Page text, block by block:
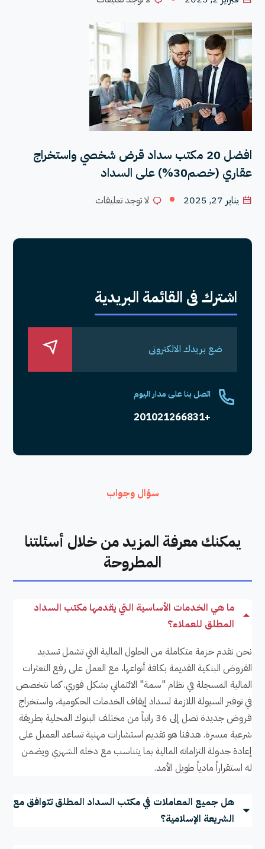
افضل 20 مكتب سداد قرض شخصي واستخراج
عقاري (خصم30%) على السداد
يناير 27, 2025 لا توجد تعليقات
اشترك فى القائمة البريدية
اتصل بنا على مدار اليوم
+201021266831
سؤال وجواب
يمكنك معرفة المزيد من خلال أسئلتنا
المطروحة
ما هي الخدمات الأساسية التي يقدمها مكتب السداد
المطلق للعملاء؟
نحن نقدم حزمة متكاملة من الحلول المالية التي تشمل تسديد
القروض البنكية القديمة بكافة أنواعها، مع العمل على رفع التعثرات
المالية المسجلة في نظام "سمة" الائتماني بشكل فوري. كما نتخصص
في توفير السيولة اللازمة لسداد إيقاف الخدمات الحكومية، واستخراج
قروض جديدة تصل إلى 36 راتباً من مختلف البنوك المحلية بطريقة
شرعية ميسرة. هدفنا هو تقديم استشارات مهنية تساعد العميل على
إعادة جدولة التزاماته المالية بما يتناسب مع دخله الشهري ويضمن
له استقراراً مادياً طويل الأمد.
هل جميع المعاملات في مكتب السداد المطلق تتوافق مع
الشريعة الإسلامية؟